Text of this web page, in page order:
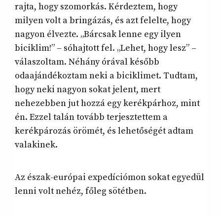
rajta, hogy szomorkás. Kérdeztem, hogy
milyen volt a bringázás, és azt felelte, hogy
nagyon élvezte. „Bárcsak lenne egy ilyen
biciklim!” – sóhajtott fel. „Lehet, hogy lesz” –
válaszoltam. Néhány órával később
odaajándékoztam neki a biciklimet. Tudtam,
hogy neki nagyon sokat jelent, mert
nehezebben jut hozzá egy kerékpárhoz, mint
én. Ezzel talán tovább terjesztettem a
kerékpározás örömét, és lehetőségét adtam
valakinek.
Az észak-európai expedíciómon sokat egyedül
lenni volt nehéz, főleg sötétben.